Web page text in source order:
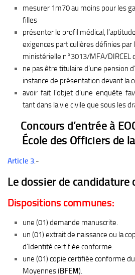
mesurer 1m70 au moins pour les
filles
présenter le profil médical,
exigences particulières définies par
ministérielle n°3013/MFA/DIRCEL
ne pas être titulaire d’une pension
instance de présentation devant la
avoir fait l’objet d’une enquête
tant dans la vie civile que sous les
Concours d’entrée à
École des Officiers de
Article 3.-
Le dossier de candidature
Dispositions communes:
une (01) demande manuscrite.
un (01) extrait de naissance ou la
d’Identité certifiée conforme.
une (01) copie certifiée conforme
Moyennes (BFEM).